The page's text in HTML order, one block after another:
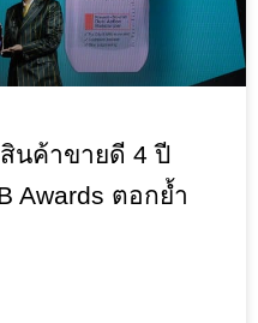
นค้าขายดี 4 ปี
Awards ตอกย้ำ